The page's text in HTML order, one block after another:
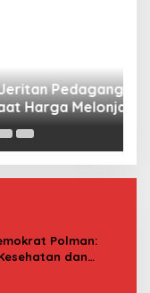
Ikan TPI
Polman:
dan